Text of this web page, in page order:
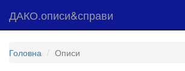
ДАКО.описи&справи
Головна Описи